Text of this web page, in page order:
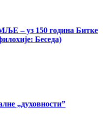
– уз 150 година Битке
Беседа)
„духовности”